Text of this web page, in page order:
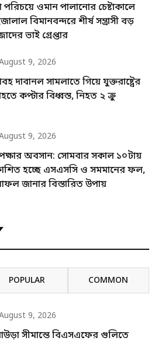
পরিচয়ে ওমান পালানোর চেষ্টাকালে
বিমানবন্দরে শীর্ষ সন্ত্রাসী বড়
ভাই গ্রেপ্তার
9, 2026
দাবানল সামলাতে গিয়ে যুক্তরাষ্ট্রের
কপ্টার বিধ্বস্ত, নিহত ২ ক্রু
9, 2026
অবসান: সোমবার সকাল ১০টায়
হচ্ছে এসএসসি ও সমমানের ফল,
জানার বিস্তারিত উপায়
POPULAR COMMON
9, 2026
সীমান্তে বিএসএফের গুলিতে